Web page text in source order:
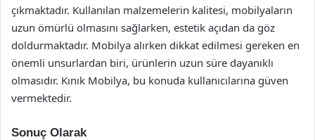
çıkmaktadır. Kullanılan malzemelerin kalitesi, mobilyaların
uzun ömürlü olmasını sağlarken, estetik açıdan da göz
doldurmaktadır. Mobilya alırken dikkat edilmesi gereken en
önemli unsurlardan biri, ürünlerin uzun süre dayanıklı
olmasıdır. Kınık Mobilya, bu konuda kullanıcılarına güven
vermektedir.
Sonuç Olarak